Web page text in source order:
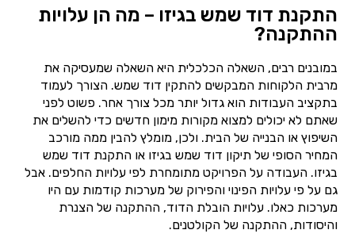
התקנת דוד שמש בגיזו – מה הן עלויות
ההתקנה?
במובנים רבים, השאלה הכלכלית היא השאלה שמעסיקה את
מרבית הלקוחות המבקשים להתקין דוד שמש. הצורך לעמוד
בתקציב העבודות הוא גדול יותר מכל צורך אחר. פשוט לפני
שאתם לא יכולים למצוא מקורות מימון חדשים כדי להשלים את
השיפוץ או הבנייה של הבית. ולכן, מומלץ להבין ממה מורכב
המחיר הסופי של תיקון דוד שמש בגיזו או התקנת דוד שמש
בגיזו. העבודה על הפרויקט מתומחרת לפי עלויות החלפים. אבל
גם על פי עלויות הפינוי והפירוק של מערכות קודמות עם היו
מערכות כאלו. עלויות הובלת הדוד, ההתקנה של הצנרת
והיסודות, ההתקנה של הקולטנים.